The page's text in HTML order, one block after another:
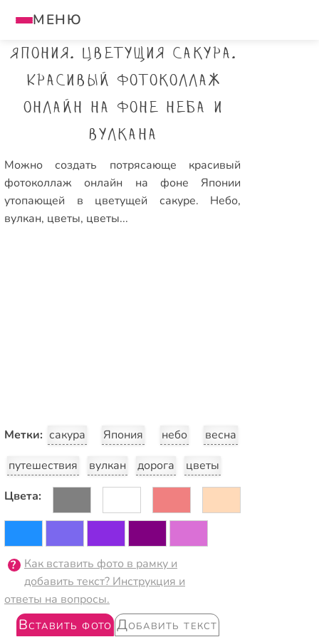
МЕНЮ
Япония. Цветущия сакура.
Красивый фотоколлаж
онлайн на фоне неба и
вулкана
Можно создать потрясающе красивый
фотоколлаж онлайн на фоне Японии
утопающей в цветущей сакуре. Небо,
вулкан, цветы, цветы...
Метки: сакура Япония небо
весна
путешествия
вулкан дорога
цветы
Цвета:
Как вставить фото в рамку и
добавить текст? Инструкция и
ответы на вопросы.
Вставить фото Добавить текст